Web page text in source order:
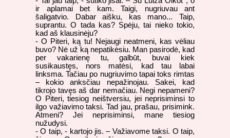
ir aplamai bet kam. Taigi, nugriuvau ant
šaligatvio. Dabar aišku, kas mano... Taip,
suprantu. O tada kas? Spėju, tai nieko tokio,
kad aš klausinėju?
- O Piteri, ką tu! Nejaugi neatmeni, kas vėliau
buvo? Nė už ką nepatikėsiu. Man pasirodė, kad
per vakarienę tu, galbūt, buvai kiek
susikaustęs, nors matėsi, kad tau labai
linksma. Tačiau po nugriuvimo tapai toks rimtas
– kokio anksčiau nepažinojau. Sakei, kad
tikrojo tavęs aš dar nemačiau. Negi nepameni?
O Piteri, tiesiog neištversiu, jei neprisiminsi to
ilgo važiavimo taksi. Tad jau, prašau, prisimink.
Atmeni? Jei neprisiminsi, mane tiesiog
nužudysi.
- O taip, - kartojo jis. – Važiavome taksi. O taip,